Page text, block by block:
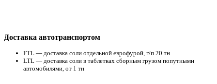
Доставка автотранспортом
FTL — доставка соли отдельной еврофурой, г/п 20 тн
LTL — доставка соли в таблетках сборным грузом попутными
автомобилями, от 1 тн